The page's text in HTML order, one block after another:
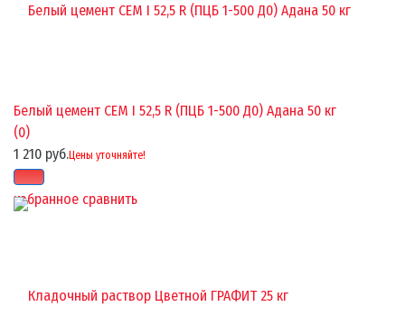
избранное сравнить
Белый цемент CEM I 52,5 R (ПЦБ 1-500 Д0) Адана 50 кг
(0)
1 210 руб.Цены уточняйте!